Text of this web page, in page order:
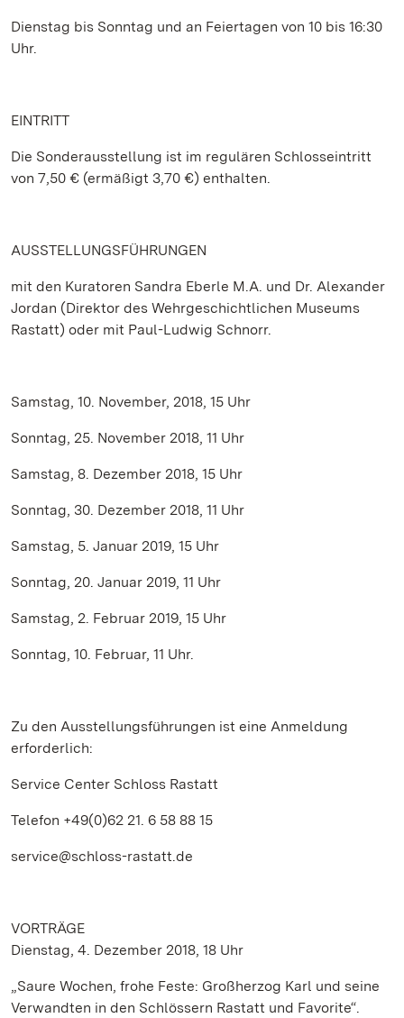
Dienstag bis Sonntag und an Feiertagen von 10 bis 16:30
Uhr.
EINTRITT
Die Sonderausstellung ist im regulären Schlosseintritt
von 7,50 € (ermäßigt 3,70 €) enthalten.
AUSSTELLUNGSFÜHRUNGEN
mit den Kuratoren Sandra Eberle M.A. und Dr. Alexander
Jordan (Direktor des Wehrgeschichtlichen Museums
Rastatt) oder mit Paul-Ludwig Schnorr.
Samstag, 10. November, 2018, 15 Uhr
Sonntag, 25. November 2018, 11 Uhr
Samstag, 8. Dezember 2018, 15 Uhr
Sonntag, 30. Dezember 2018, 11 Uhr
Samstag, 5. Januar 2019, 15 Uhr
Sonntag, 20. Januar 2019, 11 Uhr
Samstag, 2. Februar 2019, 15 Uhr
Sonntag, 10. Februar, 11 Uhr.
Zu den Ausstellungsführungen ist eine Anmeldung
erforderlich:
Service Center Schloss Rastatt
Telefon +49(0)62 21. 6 58 88 15
service@schloss-rastatt.de
VORTRÄGE
Dienstag, 4. Dezember 2018, 18 Uhr
„Saure Wochen, frohe Feste: Großherzog Karl und seine
Verwandten in den Schlössern Rastatt und Favorite“.